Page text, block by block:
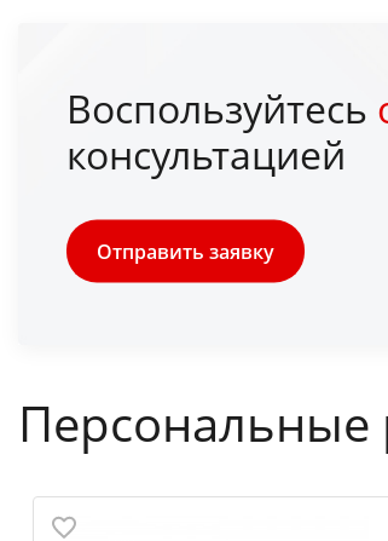
Воспользуйтесь
консультацией
Отправить заявку
Персональные